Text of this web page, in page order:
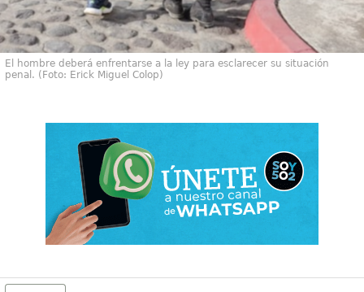
El hombre deberá enfrentarse a la ley para esclarecer su situación
penal. (Foto: Erick Miguel Colop)